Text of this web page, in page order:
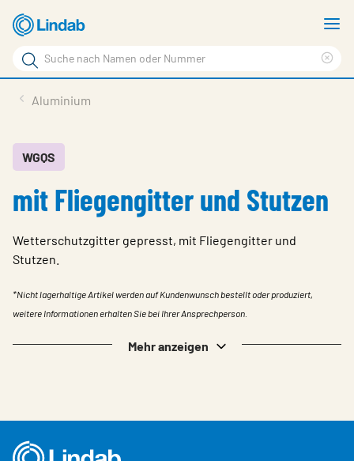
Zum
Hauptinhalt
Suchbegriff
Seite
durchsuchen
Im Fokus
Über Lindab
Downloads
Einloggen
Aluminium
WGQS
mit Fliegengitter und Stutzen
Wetterschutzgitter gepresst, mit Fliegengitter und
Stutzen.
*Nicht lagerhaltige Artikel werden auf Kundenwunsch bestellt oder produziert,
weitere Informationen erhalten Sie bei Ihrer Ansprechperson.
Mehr anzeigen